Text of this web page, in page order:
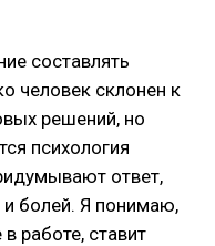
составлять
человек склонен к
решений, но
психология
ответ,
и болей. Я понимаю,
работе, ставит